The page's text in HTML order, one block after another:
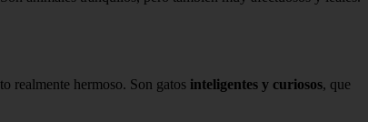
realmente hermoso. Son gatos inteligentes y curiosos, que